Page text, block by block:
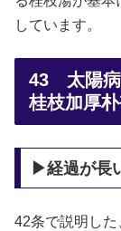
しています。
43 太陽病
桂枝加厚朴
▶経過が長
42条で説明した